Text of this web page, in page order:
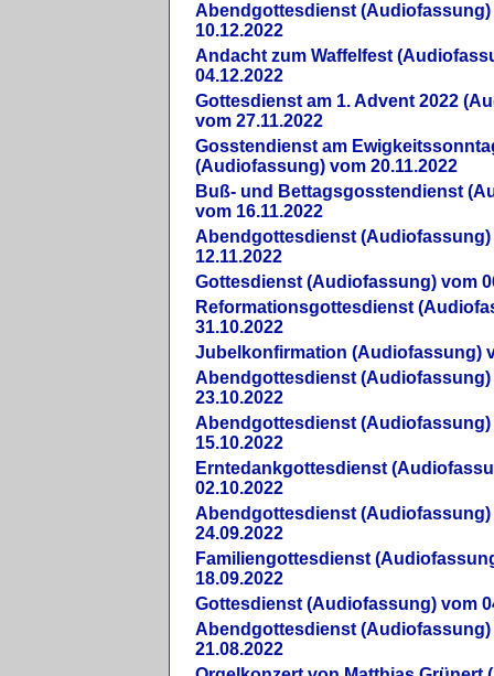
Abendgottesdienst (Audiofassung)
10.12.2022
Andacht zum Waffelfest
04.12.2022
Gottesdienst am 1. Advent 2022
vom 27.11.2022
Gosstendienst am
(Audiofassung) vom 20.11.2022
Buß- und Bettagsgosstendienst
vom 16.11.2022
Abendgottesdienst (Audiofassung)
12.11.2022
Gottesdienst (Audiofassung) vom
Reformationsgottesdienst
31.10.2022
Jubelkonfirmation (Audiofassung)
Abendgottesdienst (Audiofassung)
23.10.2022
Abendgottesdienst (Audiofassung)
15.10.2022
Erntedankgottesdienst
02.10.2022
Abendgottesdienst (Audiofassung)
24.09.2022
Familiengottesdienst
18.09.2022
Gottesdienst (Audiofassung) vom
Abendgottesdienst (Audiofassung)
21.08.2022